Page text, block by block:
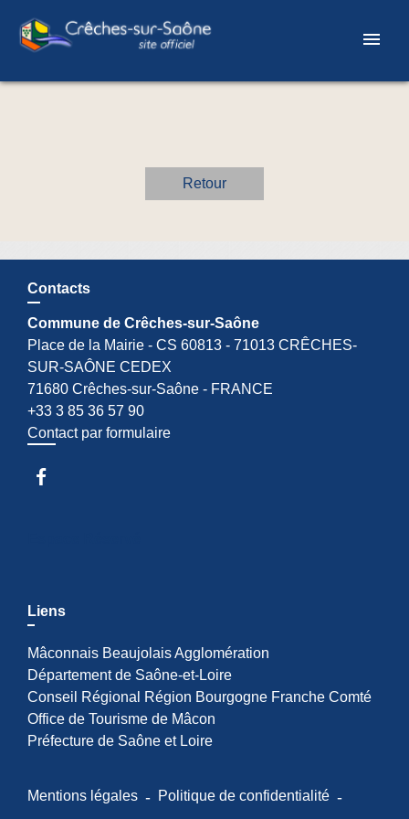
menu
Retour
Contacts
Commune de Crêches-sur-Saône
Place de la Mairie - CS 60813 - 71013 CRÊCHES-
SUR-SAÔNE CEDEX
71680 Crêches-sur-Saône - FRANCE
+33 3 85 36 57 90
Contact par formulaire
Liens
Mâconnais Beaujolais Agglomération
Département de Saône-et-Loire
Conseil Régional Région Bourgogne Franche Comté
Office de Tourisme de Mâcon
Préfecture de Saône et Loire
Mentions légales - Politique de confidentialité -